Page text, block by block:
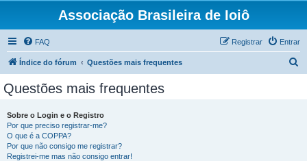
Associação Brasileira de Ioiô
FAQ Entrar
Registrar
Índice do fórum Questões mais frequentes
Questões mais frequentes
Sobre o Login e o Registro
Por que preciso registrar-me?
O que é a COPPA?
Por que não consigo me registrar?
Registrei-me mas não consigo entrar!